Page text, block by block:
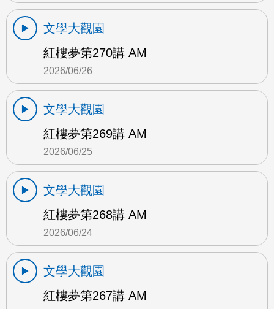
文學大觀園
紅樓夢第270講 AM
2026/06/26
文學大觀園
紅樓夢第269講 AM
2026/06/25
文學大觀園
紅樓夢第268講 AM
2026/06/24
文學大觀園
紅樓夢第267講 AM